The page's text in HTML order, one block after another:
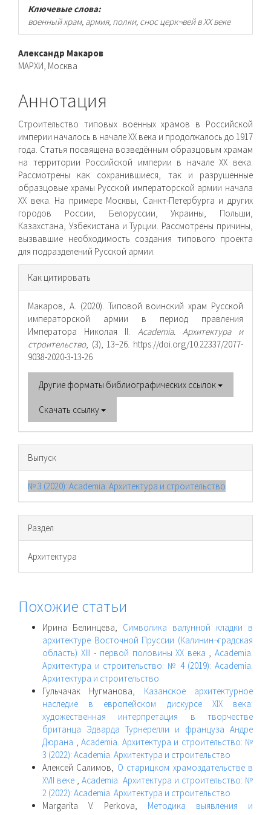
Ключевые слова:
военный храм, армия, полки, снос церк¬вей в XX веке
Основное
содержимое
статьи
Александр Макаров
МАРХИ, Москва
Аннотация
Строительство типовых военных храмов в Российской
империи началось в начале XX века и продолжалось до 1917
года. Статья посвящена возведённым образцовым храмам
на территории Российской империи в начале XX века.
Рассмотре­ны как сохранившиеся, так и разрушенные
образцовые храмы Русской императорской армии начала
XX века. На примере Москвы, Санкт-Петербурга и других
городов России, Бело­руссии, Украины, Польши,
Казахстана, Узбекистана и Турции. Рассмотрены причины,
вызвавшие необходимость создания типового проекта
для подразделений Русской армии.
Информация
о статье
Как цитировать
Макаров, А. (2020). Типовой воинский храм Русской
императорской армии в период правления
Императора Николая II. Academia. Архитектура и
строительство, (3), 13–26. https://doi.org/10.22337/2077-
9038-2020-3-13-26
Другие форматы библиографических ссылок
Скачать ссылку
Выпуск
№ 3 (2020): Academia. Архитектура и строительство
Раздел
Архитектура
Похожие статьи
Ирина Белинцева, Символика валунной кладки в
архитектуре Восточной Пруссии (Калинин¬градская
область) XIII - первой половины XX века , Academia.
Архитектура и строительство: № 4 (2019): Academia.
Архитектура и строительство
Гульчачак Нугманова, Казанское архитектурное
наследие в европейском дискурсе XIX века:
художественная интерпретация в творчестве
британца Эдварда Турнерелли и француза Андре
Дюрана , Academia. Архитектура и строительство: №
3 (2022): Academia. Архитектура и строительство
Алексей Салимов, О старицком храмоздательстве в
XVII веке ,Academia. Архитектура и строительство: №
2 (2022): Academia. Архитектура и строительство
Margarita V. Perkova, Методика выявления и